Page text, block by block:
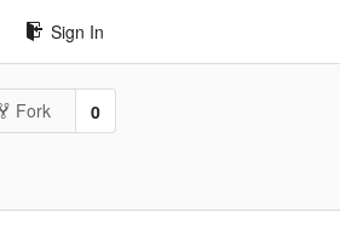
Sign In
Fork 0